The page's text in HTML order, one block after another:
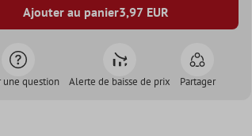
Ajouter au panier3,97 EUR
une question Alerte de baisse de prix Partager